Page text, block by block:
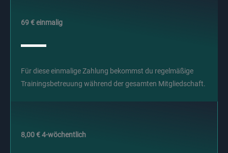
69 € einmalig
Für diese einmalige Zahlung bekommst du regelmäßige
Trainingsbetreuung während der gesamten Mitgliedschaft.
8,00 € 4-wöchentlich